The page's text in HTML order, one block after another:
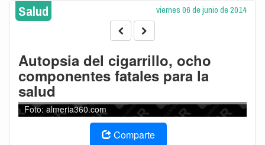
Salud viernes 06 de junio de 2014
Autopsia del cigarrillo, ocho
componentes fatales para la
salud
Foto: almeria360.com
Comparte